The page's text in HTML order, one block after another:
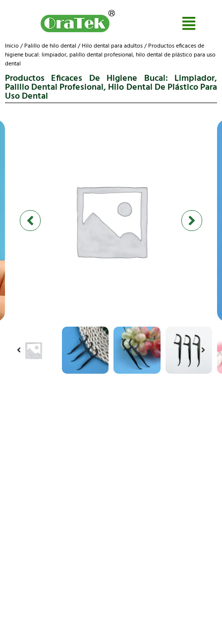
Inicio/ Palillo de hilo dental / Hilo dental para adultos/ Productos eficaces de
higiene bucal: limpiador, palillo dental profesional, hilo dental de plástico para uso
dental
Productos Eficaces De Higiene Bucal: Limpiador,
Palillo Dental Profesional, Hilo Dental De Plástico Para
Uso Dental